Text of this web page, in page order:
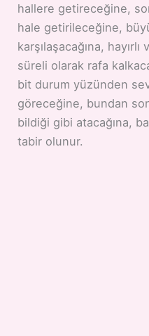
hallere getireceğine,
hale getirileceğine,
karşılaşacağına,
süreli olarak rafa
bit durum yüzünden
göreceğine, bundan
bildiği gibi atacağına,
tabir olunur.